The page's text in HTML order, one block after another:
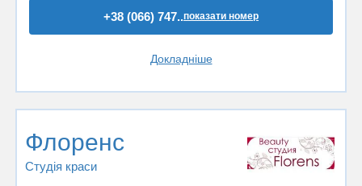
+38 (066) 747..показати номер
Докладніше
Флоренс
Студія краси